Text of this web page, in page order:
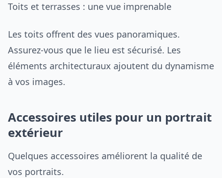
Toits et terrasses : une vue imprenable
Les toits offrent des vues panoramiques.
Assurez-vous que le lieu est sécurisé. Les
éléments architecturaux ajoutent du dynamisme
à vos images.
Accessoires utiles pour un portrait
extérieur
Quelques accessoires améliorent la qualité de
vos portraits.